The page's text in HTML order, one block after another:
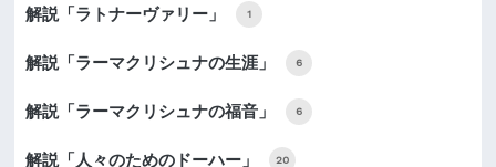
解説「ラトナーヴァリー」 1
解説「ラーマクリシュナの生涯」 6
解説「ラーマクリシュナの福音」 6
解説「人々のためのドーハー」 20